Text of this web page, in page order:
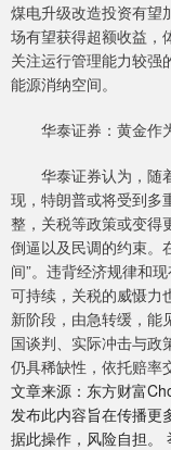
煤电升级改造投资有望
场有望获得超额收益，
关注运行管理能力较强
能源消纳空间。
华泰证券：黄金作
华泰证券认为，随着
现，特朗普或将受到多
整，关税等政策或变得
倒逼以及民调的约束。
间”。违背经济规律和
可持续，关税的威慑力
新阶段，由急转缓，能
国谈判、实际冲击与政
仍具稀缺性，依托赔率
文章来源：东方财富
发布此内容旨在传播更
据此操作，风险自担。